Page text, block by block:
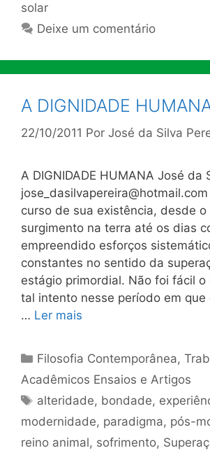
solar
Deixe um comentário
A DIGNIDADE
22/10/2011 Por José da Silva
A DIGNIDADE HUMANA José da
jose_dasilvapereira@hotmail.com
curso de sua existência, desde o
surgimento na terra até os dias
empreendido esforços
constantes no sentido da
estágio primordial. Não foi fácil o
tal intento nesse período em que
… Ler mais
Categorias
Filosofia Contemporânea,
Acadêmicos Ensaios e Artigos
Tags
alteridade, bondade,
modernidade, paradigma, pós-
reino animal, sofrimento,